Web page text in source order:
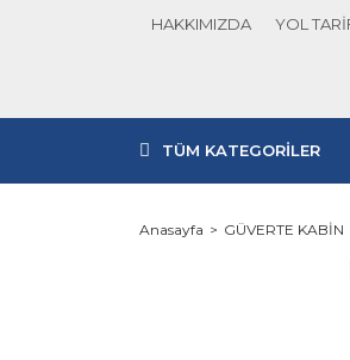
HAKKIMIZDA YOL
TÜM KATEGORİLER
Anasayfa GÜVERTE KABİN